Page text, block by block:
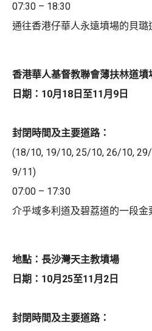
07:30 – 18:30
通往香港仔華人永遠墳場的貝璐
香港華人基督教聯會薄扶林道墳
日期：10月18日至11月9日
封閉時間及主要道路：
(18/10, 19/10, 25/10, 26/10,
9/11)
07:00 – 17:30
介乎域多利道及碧荔道的一段金
地點：長沙灣天主教墳場
日期：10月25至11月2日
封閉時間及主要道路：